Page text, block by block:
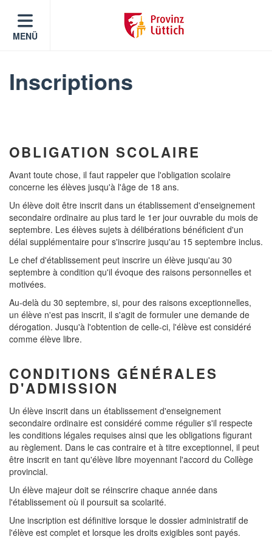
MENÜ
Inscriptions
OBLIGATION SCOLAIRE
Avant toute chose, il faut rappeler que l'obligation scolaire
concerne les élèves jusqu'à l'âge de 18 ans.
Un élève doit être inscrit dans un établissement d'enseignement
secondaire ordinaire au plus tard le 1er jour ouvrable du mois de
septembre. Les élèves sujets à délibérations bénéficient d'un
délai supplémentaire pour s'inscrire jusqu'au 15 septembre inclus.
Le chef d'établissement peut inscrire un élève jusqu'au 30
septembre à condition qu'il évoque des raisons personnelles et
motivées.
Au-delà du 30 septembre, si, pour des raisons exceptionnelles,
un élève n'est pas inscrit, il s'agit de formuler une demande de
dérogation. Jusqu'à l'obtention de celle-ci, l'élève est considéré
comme élève libre.
CONDITIONS GÉNÉRALES
D'ADMISSION
Un élève inscrit dans un établissement d'enseignement
secondaire ordinaire est considéré comme régulier s'il respecte
les conditions légales requises ainsi que les obligations figurant
au règlement. Dans le cas contraire et à titre exceptionnel, il peut
être inscrit en tant qu'élève libre moyennant l'accord du Collège
provincial.
Un élève majeur doit se réinscrire chaque année dans
l'établissement où il poursuit sa scolarité.
Une inscription est définitive lorsque le dossier administratif de
l'élève est complet et lorsque les droits exigibles sont payés.